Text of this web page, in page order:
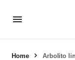
Home
Arbolito